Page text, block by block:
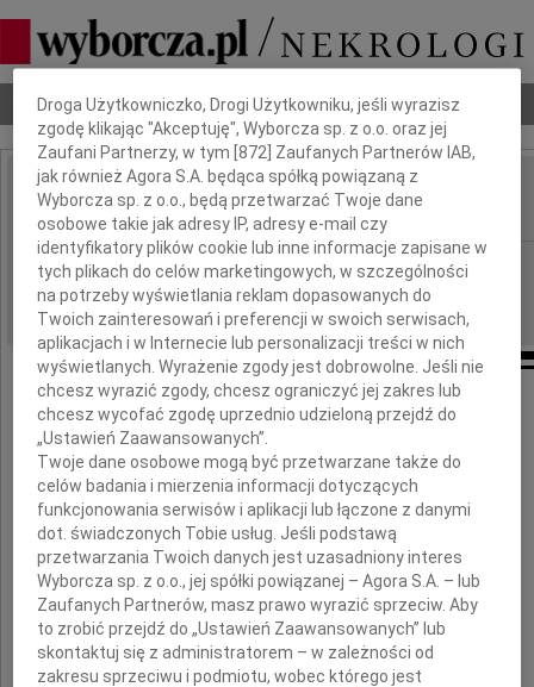
Nekrologi Odeszli Poradnik pogrzebowy
IMIĘ I NAZWISKO: Jolanta Zarzycka
REGION: Łódź
DATA EMISJI: 04.10.2010
Z głębokim żalem żegnamy
Sędziego Sądu Okręgowego
Jolantę Zarzycką
Osobę pełną ciepła i życzliwości dla innych
Dbamy o Twoją prywatność
Droga Użytkowniczko, Drogi Użytkowniku, jeśli wyrazisz
zgodę klikając "Akceptuję", Wyborcza sp. z o.o. oraz jej
Zaufani Partnerzy, w tym [872 ] Zaufanych Partnerów IAB,
jak również Agora S.A. będąca spółką powiązaną z
Wyborcza sp. z o.o., będą przetwarzać Twoje dane
osobowe takie jak adresy IP, adresy e-mail czy
identyfikatory plików cookie lub inne informacje zapisane w
tych plikach do celów marketingowych, w szczególności
na potrzeby wyświetlania reklam dopasowanych do
Twoich zainteresowań i preferencji w swoich serwisach,
aplikacjach i w Internecie lub personalizacji treści w nich
wyświetlanych. Wyrażenie zgody jest dobrowolne. Jeśli nie
chcesz wyrazić zgody, chcesz ograniczyć jej zakres lub
chcesz wycofać zgodę uprzednio udzieloną przejdź do
„Ustawień Zaawansowanych”.
Twoje dane osobowe mogą być przetwarzane także do
celów badania i mierzenia informacji dotyczących
funkcjonowania serwisów i aplikacji lub łączone z danymi
dot. świadczonych Tobie usług. Jeśli podstawą
przetwarzania Twoich danych jest uzasadniony interes
Wyborcza sp. z o.o., jej spółki powiązanej – Agora S.A. – lub
Zaufanych Partnerów, masz prawo wyrazić sprzeciw. Aby
to zrobić przejdź do „Ustawień Zaawansowanych” lub
skontaktuj się z administratorem – w zależności od
zakresu sprzeciwu i podmiotu, wobec którego jest